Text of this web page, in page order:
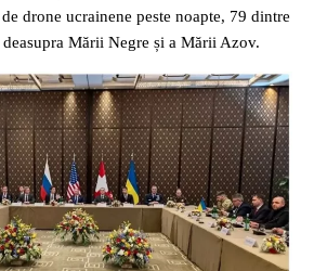
drone ucrainene peste noapte, 79 dintre
Mării Negre și a Mării Azov.